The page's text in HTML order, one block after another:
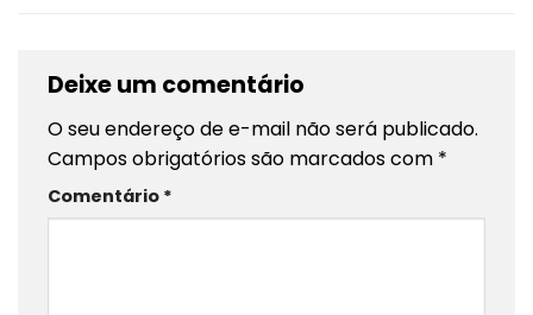
Deixe um comentário
O seu endereço de e-mail não será publicado.
Campos obrigatórios são marcados com *
Comentário *